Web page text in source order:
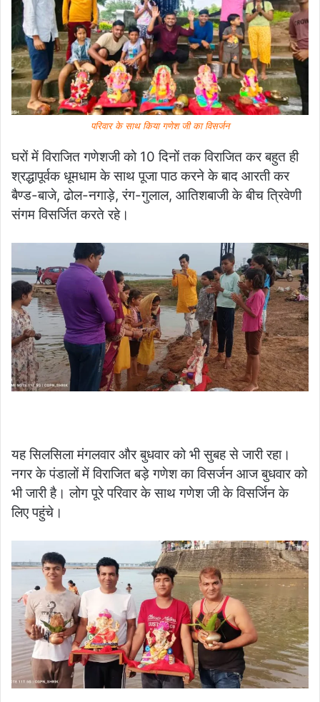
परिवार के साथ किया गणेश जी का विसर्जन
घरों में विराजित गणेशजी को 10 दिनों तक विराजित कर बहुत ही
श्रद्धापूर्वक धूमधाम के साथ पूजा पाठ करने के बाद आरती कर
बैण्ड-बाजे, ढोल-नगाड़े, रंग-गुलाल, आतिशबाजी के बीच त्रिवेणी
संगम विसर्जित करते रहे।
यह सिलसिला मंगलवार और बुधवार को भी सुबह से जारी रहा।
नगर के पंडालों में विराजित बड़े गणेश का विसर्जन आज बुधवार को
भी जारी है। लोग पूरे परिवार के साथ गणेश जी के विसर्जिन के
लिए पहुंचे।